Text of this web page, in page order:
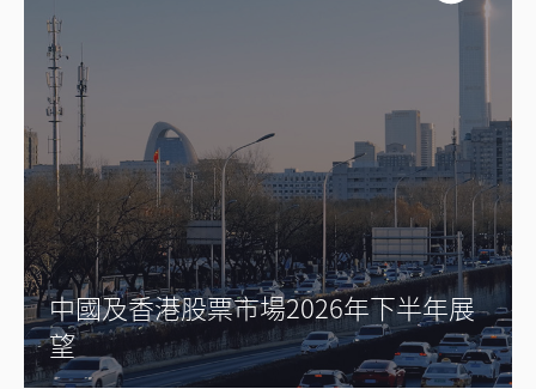
中國及香港股票市場2026年下半年展
望